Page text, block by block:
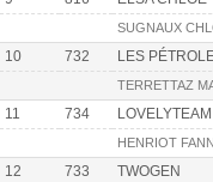
SUGNAUX
10 732 LES
TERRETTAZ
11 734 LOVELYTEAM
HENRIOT
12 733 TWOGEN